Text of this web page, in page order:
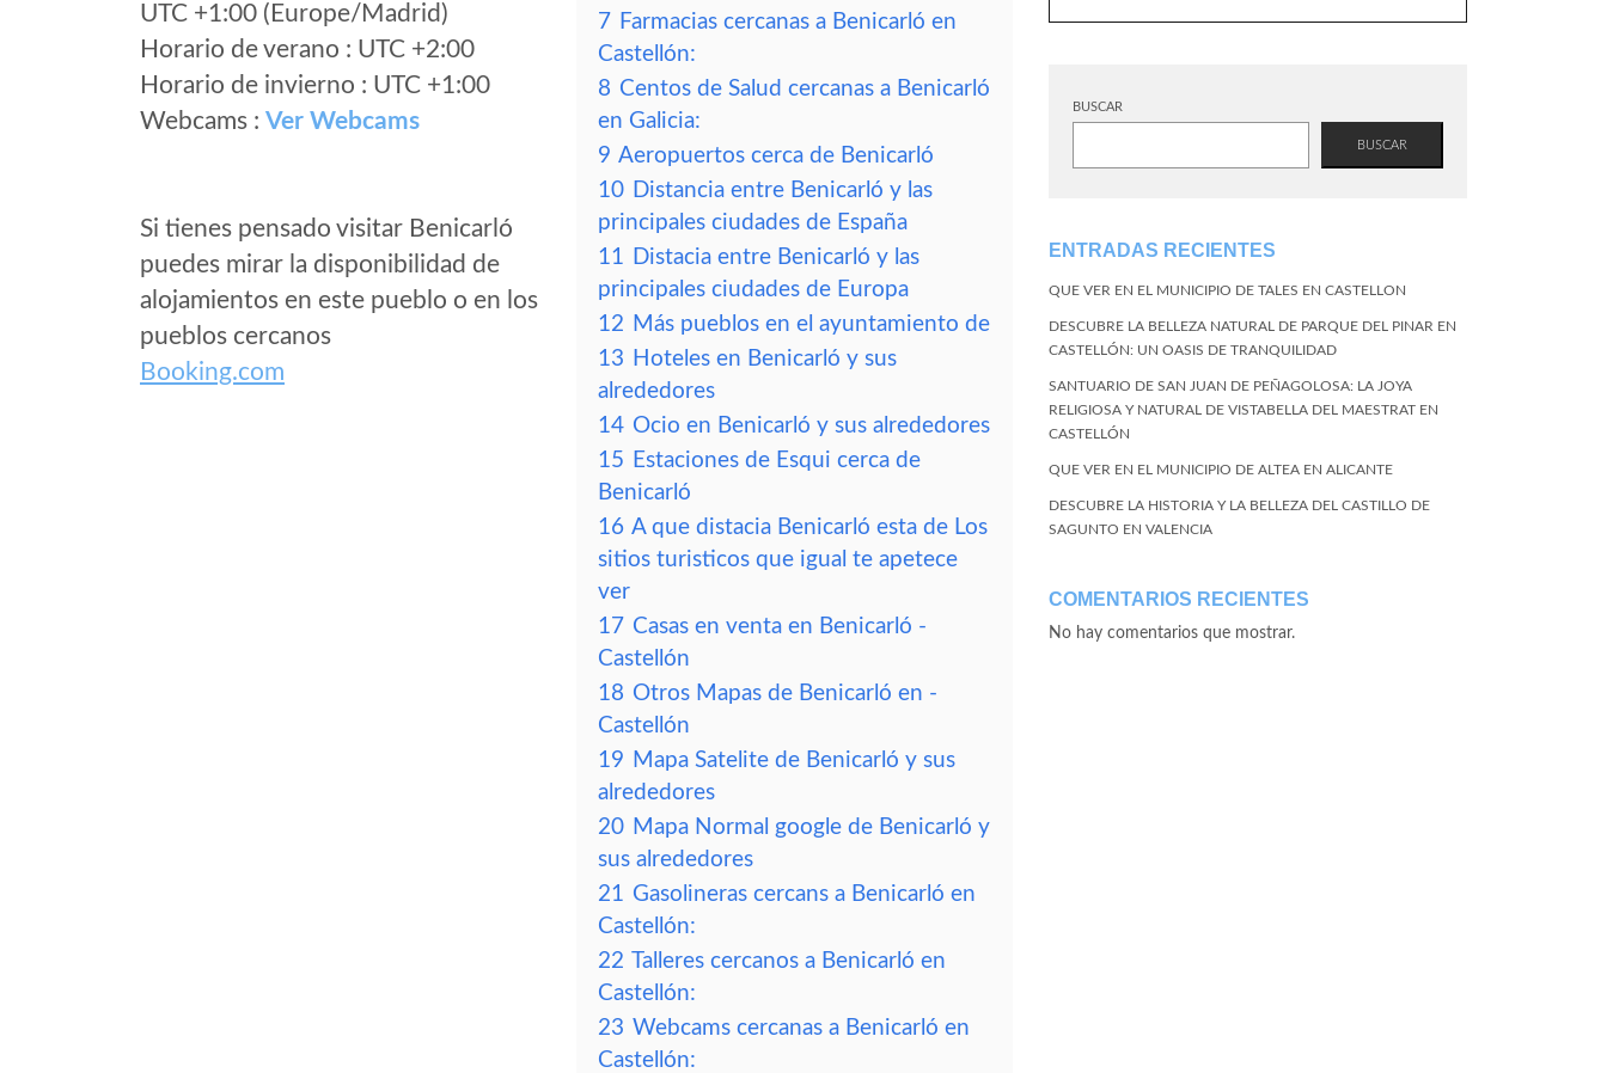
UTC +1:00 (Europe/Madrid)
Horario de verano : UTC +2:00
Horario de invierno : UTC +1:00
Webcams : Ver Webcams
Si tienes pensado visitar Benicarló
puedes mirar la disponibilidad de
alojamientos en este pueblo o en los
pueblos cercanos
Booking.com
7 Farmacias cercanas a Benicarló en
Castellón:
8 Centos de Salud cercanas a Benicarló
en Galicia:
9 Aeropuertos cerca de Benicarló
10 Distancia entre Benicarló y las
principales ciudades de España
11 Distacia entre Benicarló y las
principales ciudades de Europa
12 Más pueblos en el ayuntamiento de
13 Hoteles en Benicarló y sus
alrededores
14 Ocio en Benicarló y sus alrededores
15 Estaciones de Esqui cerca de
Benicarló
16 A que distacia Benicarló esta de Los
sitios turisticos que igual te apetece
ver
17 Casas en venta en Benicarló -
Castellón
18 Otros Mapas de Benicarló en -
Castellón
19 Mapa Satelite de Benicarló y sus
alrededores
20 Mapa Normal google de Benicarló y
sus alrededores
21 Gasolineras cercans a Benicarló en
Castellón:
22 Talleres cercanos a Benicarló en
Castellón:
23 Webcams cercanas a Benicarló en
Castellón:
BUSCAR
BUSCAR
ENTRADAS RECIENTES
QUE VER EN EL MUNICIPIO DE TALES EN CASTELLON
DESCUBRE LA BELLEZA NATURAL DE PARQUE DEL PINAR EN
CASTELLÓN: UN OASIS DE TRANQUILIDAD
SANTUARIO DE SAN JUAN DE PEÑAGOLOSA: LA JOYA
RELIGIOSA Y NATURAL DE VISTABELLA DEL MAESTRAT EN
CASTELLÓN
QUE VER EN EL MUNICIPIO DE ALTEA EN ALICANTE
DESCUBRE LA HISTORIA Y LA BELLEZA DEL CASTILLO DE
SAGUNTO EN VALENCIA
COMENTARIOS RECIENTES
No hay comentarios que mostrar.